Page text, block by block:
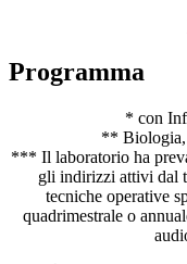
Programma
* con
** Biologia,
*** Il laboratorio ha
gli indirizzi attivi dal
tecniche operative
quadrimestrale o